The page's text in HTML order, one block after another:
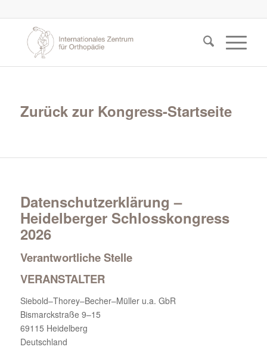
Zurück zur Kongress-Startseite
Datenschutzerklärung –
Heidelberger Schlosskongress
2026
Verantwortliche Stelle
VERANSTALTER
Siebold–Thorey–Becher–Müller u.a. GbR
Bismarckstraße 9–15
69115 Heidelberg
Deutschland